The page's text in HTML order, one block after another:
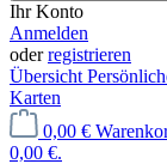
Ihr Konto
Anmelden
oderregistrieren
Übersicht
Karten
0,00 €
0,00 €.